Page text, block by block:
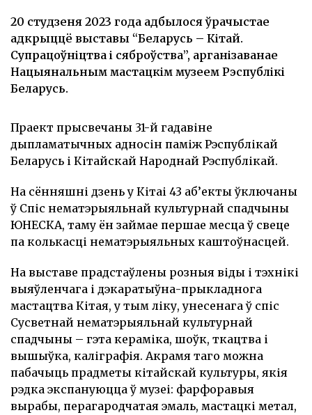
20 студзеня 2023 года адбылося ўрачыстае
адкрыццё выставы “Беларусь – Кітай.
Супрацоўніцтва і сяброўства”, арганізаванае
Нацыянальным мастацкім музеем Рэспублікі
Беларусь.
Праект прысвечаны 31-й гадавіне
дыпламатычных адносін паміж Рэспублікай
Беларусь і Кітайскай Народнай Рэспублікай.
На сённяшні дзень у Кітаі 43 аб’екты ўключаны
ў Спіс нематэрыяльнай культурнай спадчыны
ЮНЕСКА, таму ён займае першае месца ў свеце
па колькасці нематэрыяльных каштоўнасцей.
На выставе прадстаўлены розныя віды і тэхнікі
выяўленчага і дэкаратыўна-прыкладнога
мастацтва Кітая, у тым ліку, унесенага ў спіс
Сусветнай нематэрыяльнай культурнай
спадчыны – гэта кераміка, шоўк, ткацтва і
вышыўка, каліграфія. Акрамя таго можна
пабачыць прадметы кітайскай культуры, якія
рэдка экспануюцца ў музеі: фарфоравыя
вырабы, перагародчатая эмаль, мастацкі метал,